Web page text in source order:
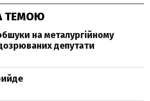
ТЕМОЮ
на металургійному
депутати